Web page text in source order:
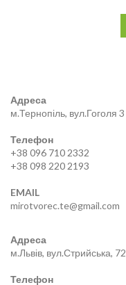
Адреса
м.Тернопіль, вул.Гоголя 3
Телефон
+38 096 710 2332
+38 098 220 2193
EMAIL
mirotvorec.te@gmail.com
Адреса
м.Львів, вул.Стрийська, 72
Телефон